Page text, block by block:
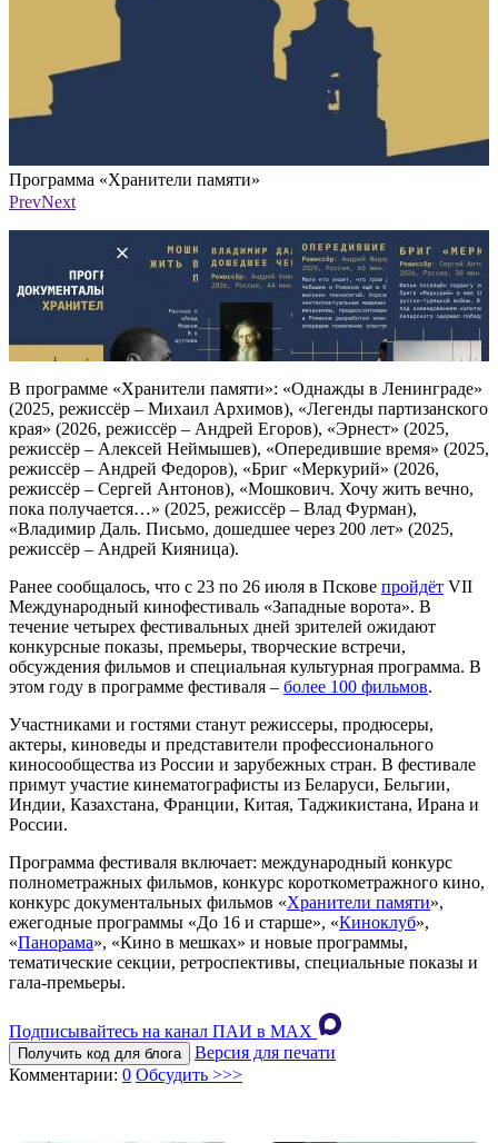
Программа «Хранители памяти»
Фото: ТКД
PrevNext
В программе «Хранители памяти»: «Однажды в Ленинграде»
(2025, режиссёр – Михаил Архимов), «Легенды партизанского
края» (2026, режиссёр – Андрей Егоров), «Эрнест» (2025,
режиссёр – Алексей Неймышев), «Опередившие время» (2025,
режиссёр – Андрей Федоров), «Бриг «Меркурий» (2026,
режиссёр – Сергей Антонов), «Мошкович. Хочу жить вечно,
пока получается…» (2025, режиссёр – Влад Фурман),
«Владимир Даль. Письмо, дошедшее через 200 лет» (2025,
режиссёр – Андрей Кияница).
Ранее сообщалось, что с 23 по 26 июля в Пскове пройдёт VII
Международный кинофестиваль «Западные ворота». В
течение четырех фестивальных дней зрителей ожидают
конкурсные показы, премьеры, творческие встречи,
обсуждения фильмов и специальная культурная программа. В
этом году в программе фестиваля – более 100 фильмов.
Участниками и гостями станут режиссеры, продюсеры,
актеры, киноведы и представители профессионального
киносообщества из России и зарубежных стран. В фестивале
примут участие кинематографисты из Беларуси, Бельгии,
Индии, Казахстана, Франции, Китая, Таджикистана, Ирана и
России.
Программа фестиваля включает: международный конкурс
полнометражных фильмов, конкурс короткометражного кино,
конкурс документальных фильмов «Хранители памяти»,
ежегодные программы «До 16 и старше», «Киноклуб»,
«Панорама», «Кино в мешках» и новые программы,
тематические секции, ретроспективы, специальные показы и
гала-премьеры.
Подписывайтесь на канал ПАИ в MAХ
Получить код для блога
Версия для печати
Комментарии: 0 Обсудить >>>